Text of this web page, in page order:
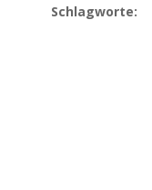
Schlagworte: